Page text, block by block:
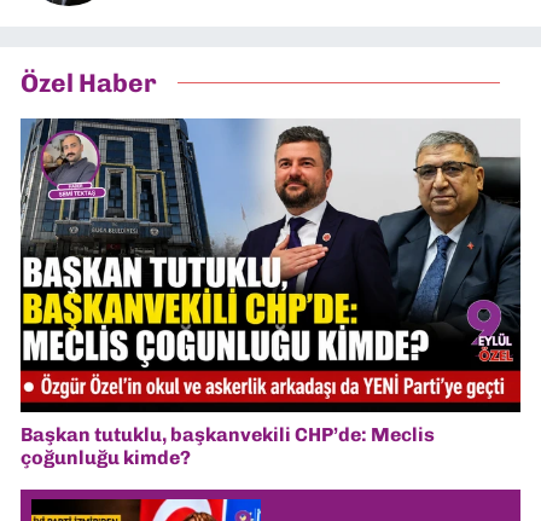
Özel Haber
Başkan tutuklu, başkanvekili CHP’de: Meclis
çoğunluğu kimde?